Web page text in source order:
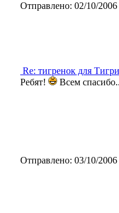
Отправлено: 02/10/
Re: тигренок для
Ребят!
Всем
Отправлено: 03/10/